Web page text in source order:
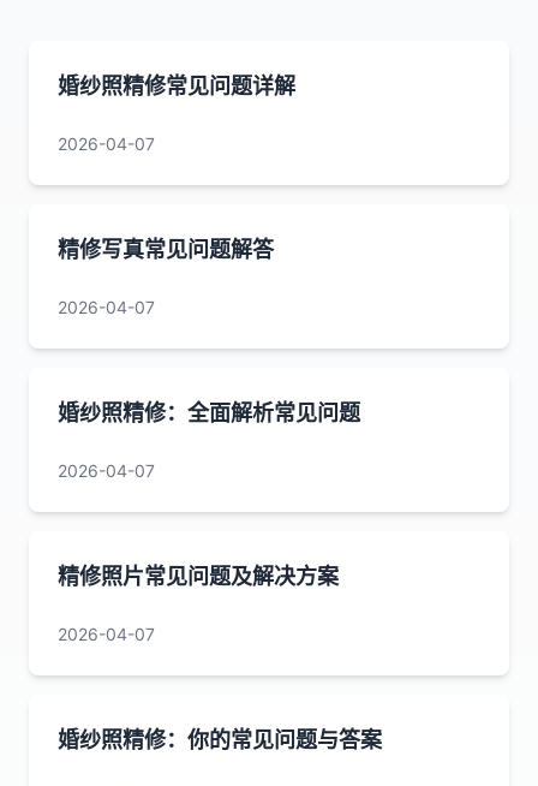
婚纱照精修常见问题详解
2026-04-07
精修写真常见问题解答
2026-04-07
婚纱照精修：全面解析常见问题
2026-04-07
精修照片常见问题及解决方案
2026-04-07
婚纱照精修：你的常见问题与答案